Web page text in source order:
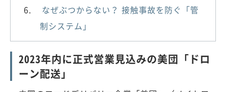
なぜぶつからない？ 接触事故を防ぐ「管
制システム」
2023年内に正式営業見込みの美団「ドロ
ーン配送」